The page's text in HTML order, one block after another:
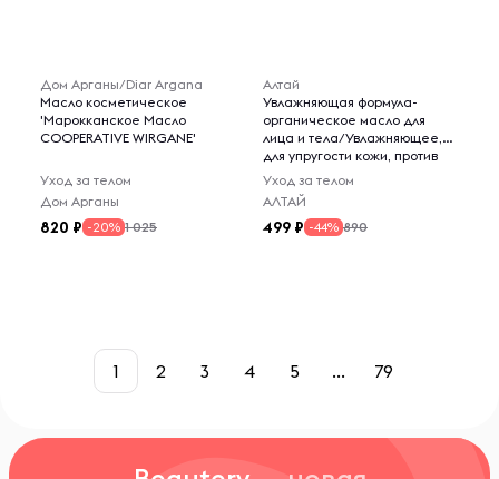
Дом Арганы/Diar Argana
Масло косметическое
'Марокканское Масло
COOPERATIVE WIRGANE'
Уход за телом
Дом Арганы
820 -20% 1 025
Алтай
Увлажняющая формула-
органическое масло для
лица и тела/Увлажняющее,
для упругости кожи, против
растяжек на основе
виноградных семян,
пшеничных зародышей,
лаванды, илинг-иланга
Уход за телом
АЛТАЙ
499 -44% 890
1 2 3 4 5 ... 79